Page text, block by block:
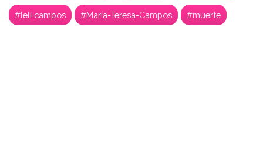
#leli campos #María-Teresa-Campos #muerte